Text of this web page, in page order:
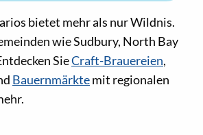
bietet mehr als nur Wildnis.
wie Sudbury, North Bay
SieCraft-Brauereien,
Bauernmärktemit regionalen